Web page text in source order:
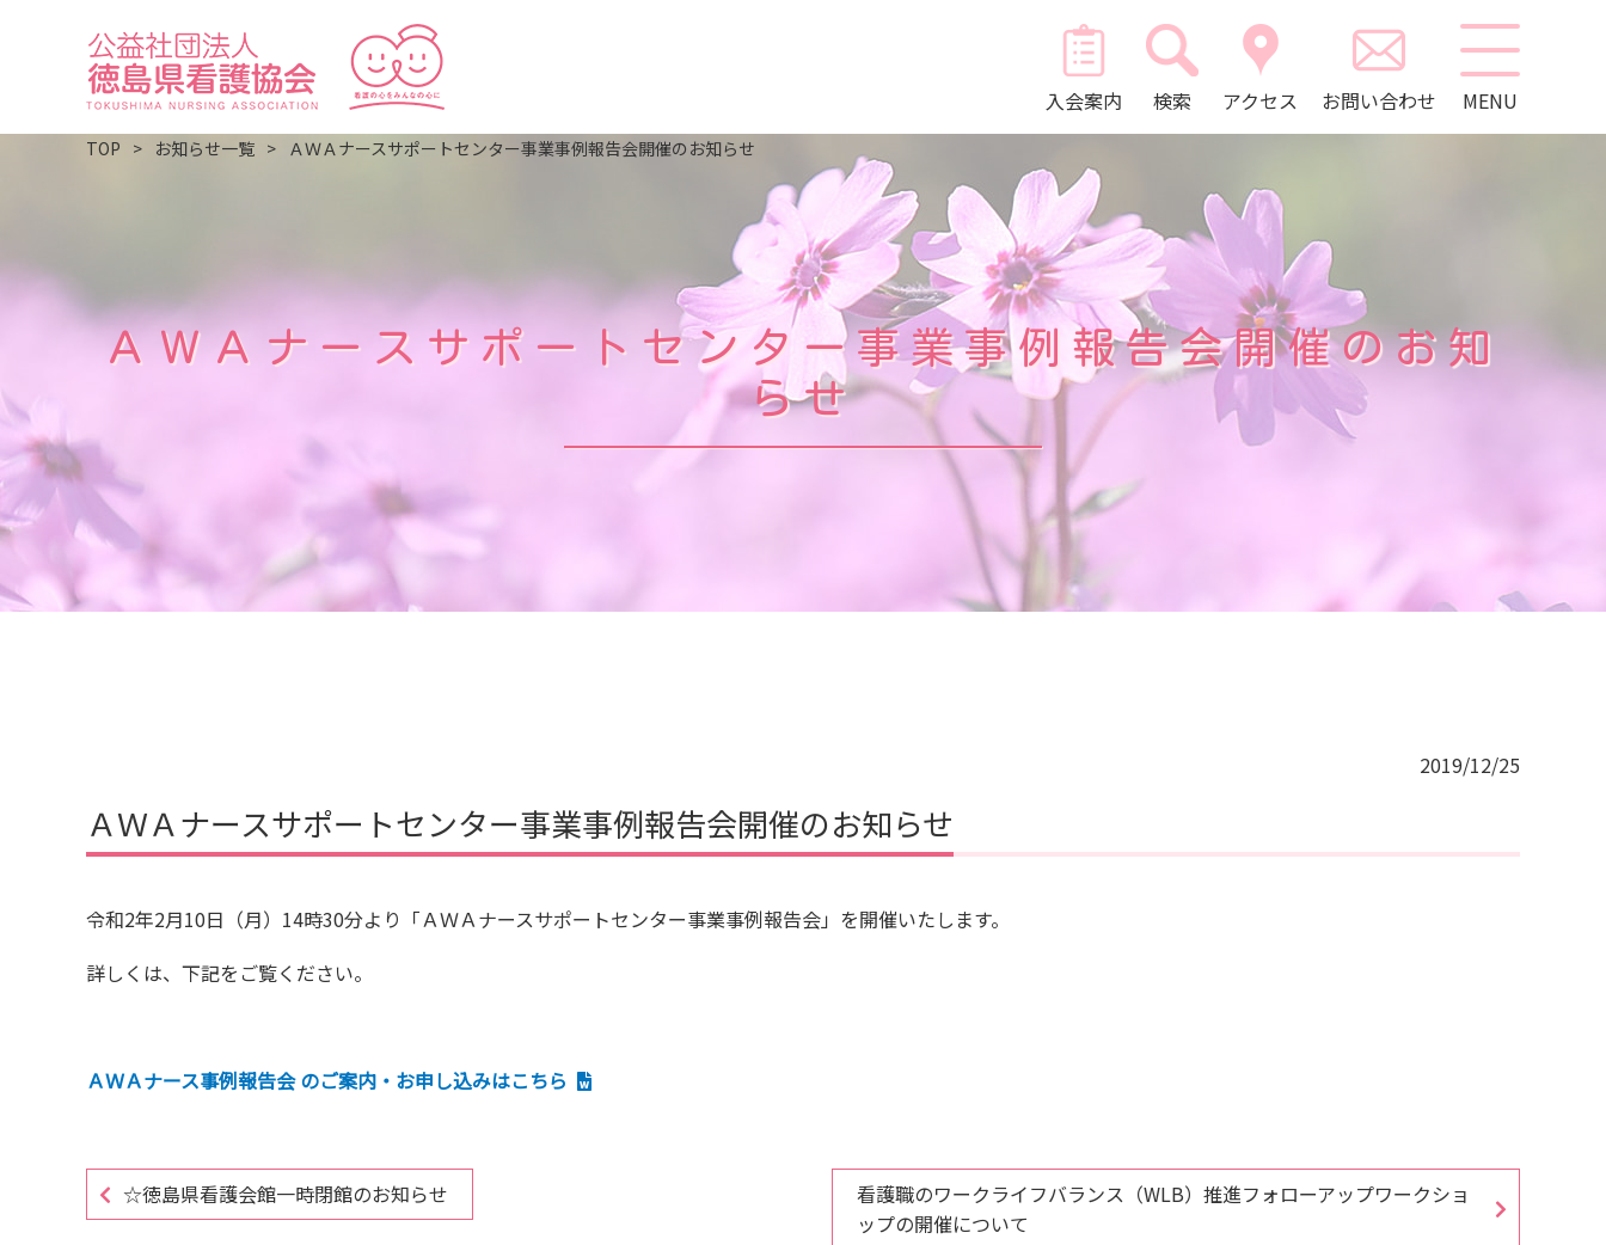
入会案内 検索 アクセス お問い合わせ MENU
TOP お知らせ一覧 ＡＷＡナースサポートセンター事業事例報告会開催のお知らせ
ＡＷＡナースサポートセンター事業事例報告会開催のお知
らせ
2019/12/25
ＡＷＡナースサポートセンター事業事例報告会開催のお知らせ
令和2年2月10日（月）14時30分より「ＡＷＡナースサポートセンター事業事例報告会」を開催いたします。
詳しくは、下記をご覧ください。
ＡＷＡナース事例報告会 のご案内・お申し込みはこちら
☆徳島県看護会館一時閉館のお知らせ
看護職のワークライフバランス（WLB）推進フォローアップワークショ
ップの開催について